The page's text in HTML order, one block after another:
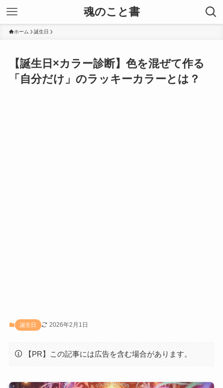
魂のこと書
ホーム 誕生日
【誕生日×カラー診断】色を混ぜて作る
「自分だけ」のラッキーカラーとは？
誕生日 2026年2月1日
【PR】この記事には広告を含む場合があります。